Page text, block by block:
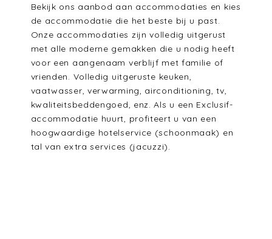
Bekijk ons aanbod aan accommodaties en kies
de accommodatie die het beste bij u past.
Onze accommodaties zijn volledig uitgerust
met alle moderne gemakken die u nodig heeft
voor een aangenaam verblijf met familie of
vrienden. Volledig uitgeruste keuken,
vaatwasser, verwarming, airconditioning, tv,
kwaliteitsbeddengoed, enz. Als u een Exclusif-
accommodatie huurt, profiteert u van een
hoogwaardige hotelservice (schoonmaak) en
tal van extra services (jacuzzi).